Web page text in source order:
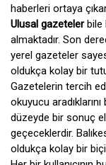
haberleri ortaya
Ulusal gazetelerbile
almaktadır. Son
yerel gazeteler
oldukça kolay bir
Gazetelerin tercih
okuyucu
düzeyde bir sonuç
geçeceklerdir.
oldukça kolay bir